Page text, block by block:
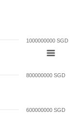
600000000 SGD
800000000 SGD
1000000000 SGD